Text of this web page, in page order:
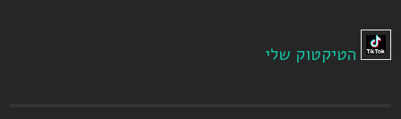
הטיקטוק שלי